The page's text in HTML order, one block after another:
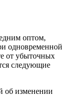
оптом,
одновременной
от убыточных
следующие
об изменении